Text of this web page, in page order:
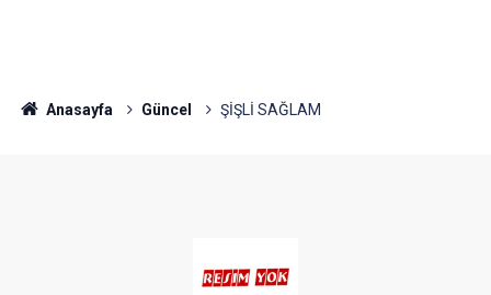
Anasayfa Güncel ŞİŞLİ SAĞLAM